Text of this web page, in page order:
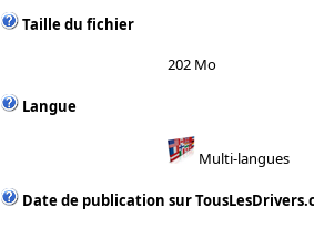
Taille du fichier
202 Mo
Langue
Multi-langues
Date de publication sur